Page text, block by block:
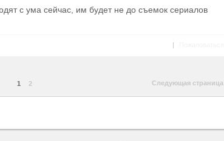
с ума сейчас, им будет не до съемок сериалов
|
1 2 Следующая страница